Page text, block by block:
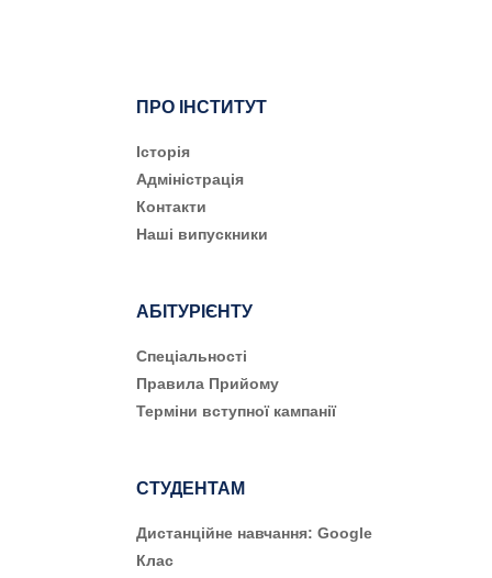
ПРО ІНСТИТУТ
Історія
Адміністрація
Контакти
Наші випускники
АБІТУРІЄНТУ
Cпеціальності
Правила Прийому
Терміни вступної кампанії
СТУДЕНТАМ
Дистанційне навчання: Google
Клас